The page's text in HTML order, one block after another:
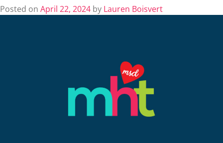
Posted on April 22, 2024 by Lauren Boisvert